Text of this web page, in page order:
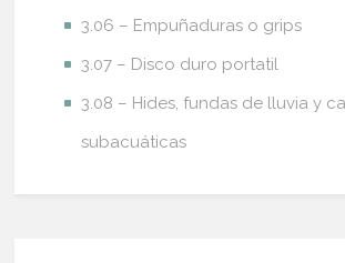
3.06 – Empuñaduras o grips
3.07 – Disco duro portatil
3.08 – Hides, fundas de lluvia y
subacuáticas